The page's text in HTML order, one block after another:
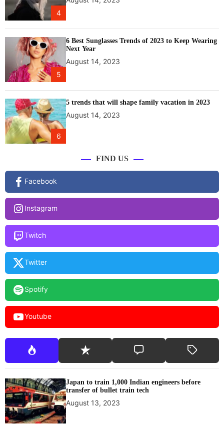
4
5
6 Best Sunglasses Trends of 2023 to Keep Wearing
Next Year
August 14, 2023
6
5 trends that will shape family vacation in 2023
August 14, 2023
FIND US
Facebook
Instagram
Twitch
Twitter
Spotify
Youtube
Japan to train 1,000 Indian engineers before
transfer of bullet train tech
August 13, 2023